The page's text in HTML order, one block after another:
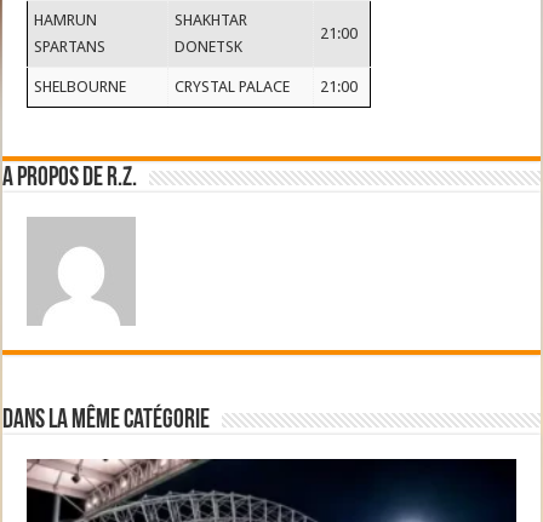
HAMRUN
SPARTANS
SHAKHTAR
DONETSK
21:00
SHELBOURNE CRYSTAL PALACE 21:00
A propos de R.Z.
Dans la même catégorie